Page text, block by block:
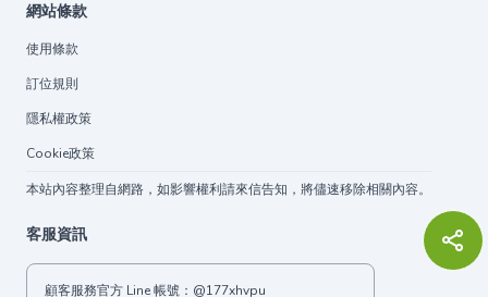
網站條款
使用條款
訂位規則
隱私權政策
Cookie政策
本站內容整理自網路，如影響權利請來信告知，將儘速移除相關內容。
客服資訊
顧客服務官方 Line 帳號： @177xhvpu